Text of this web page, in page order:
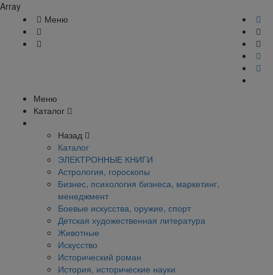
Array
Меню
Меню
Каталог
Назад
Каталог
ЭЛЕКТРОННЫЕ КНИГИ
Астрология, гороскопы
Бизнес, психология бизнеса, маркетинг,
менеджмент
Боевые искусства, оружие, спорт
Детская художественная литература
Животные
Искусство
Исторический роман
История, исторические науки